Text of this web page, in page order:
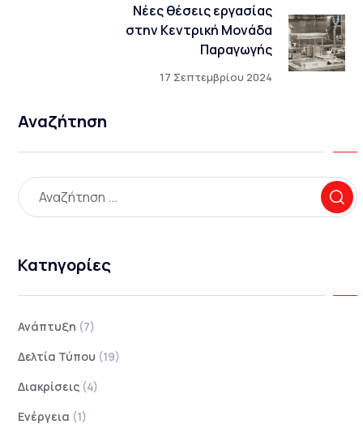
Νέες θέσεις εργασίας
στην Κεντρική Μονάδα
Παραγωγής
17 Σεπτεμβρίου 2024
Αναζήτηση
Κατηγορίες
Ανάπτυξη (7)
Δελτία Τύπου (19)
Διακρίσεις (4)
Ενέργεια (1)